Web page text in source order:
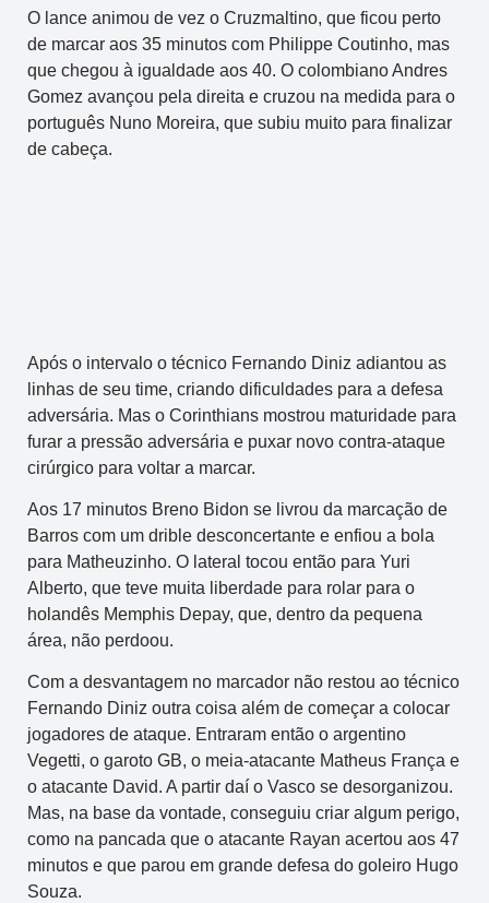
O lance animou de vez o Cruzmaltino, que ficou perto
de marcar aos 35 minutos com Philippe Coutinho, mas
que chegou à igualdade aos 40. O colombiano Andres
Gomez avançou pela direita e cruzou na medida para o
português Nuno Moreira, que subiu muito para finalizar
de cabeça.
Após o intervalo o técnico Fernando Diniz adiantou as
linhas de seu time, criando dificuldades para a defesa
adversária. Mas o Corinthians mostrou maturidade para
furar a pressão adversária e puxar novo contra-ataque
cirúrgico para voltar a marcar.
Aos 17 minutos Breno Bidon se livrou da marcação de
Barros com um drible desconcertante e enfiou a bola
para Matheuzinho. O lateral tocou então para Yuri
Alberto, que teve muita liberdade para rolar para o
holandês Memphis Depay, que, dentro da pequena
área, não perdoou.
Com a desvantagem no marcador não restou ao técnico
Fernando Diniz outra coisa além de começar a colocar
jogadores de ataque. Entraram então o argentino
Vegetti, o garoto GB, o meia-atacante Matheus França e
o atacante David. A partir daí o Vasco se desorganizou.
Mas, na base da vontade, conseguiu criar algum perigo,
como na pancada que o atacante Rayan acertou aos 47
minutos e que parou em grande defesa do goleiro Hugo
Souza.